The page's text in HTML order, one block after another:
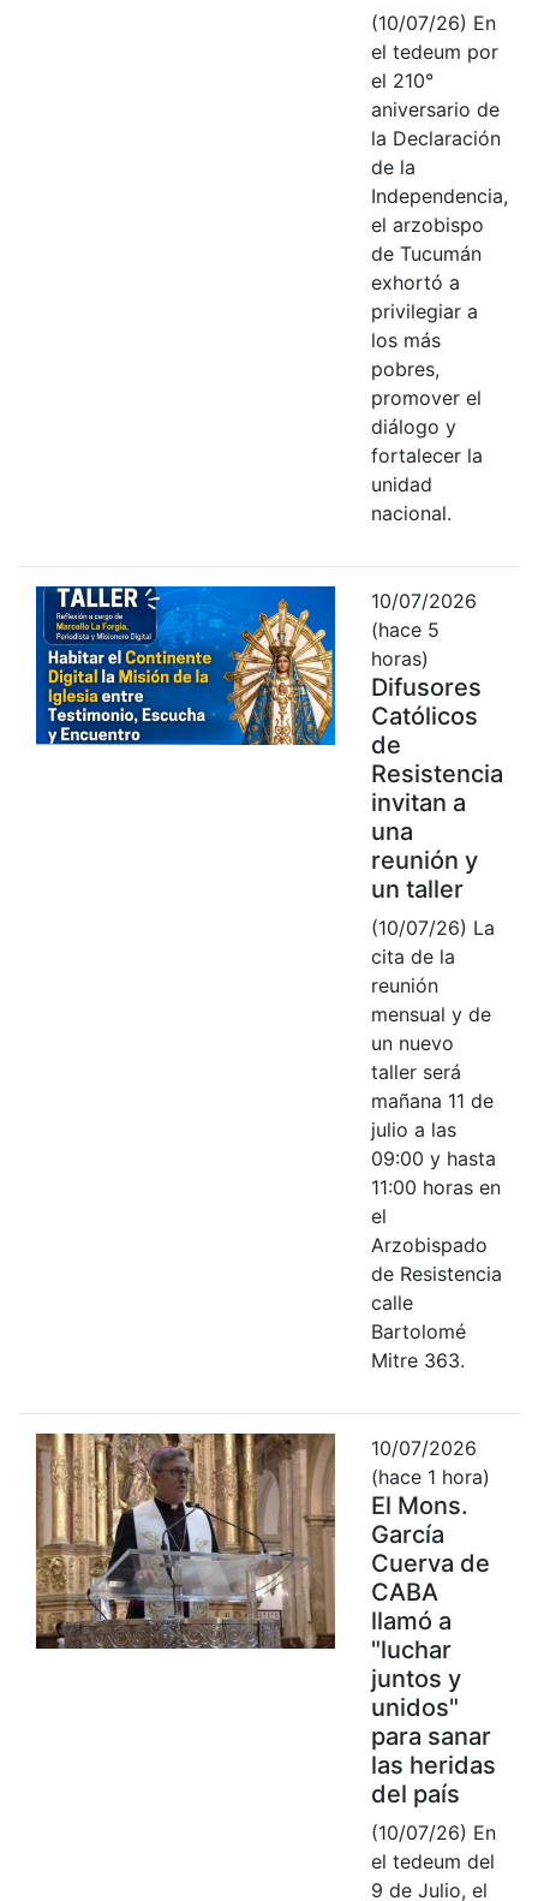
(10/07/26) En
el tedeum por
el 210°
aniversario de
la Declaración
de la
Independencia,
el arzobispo
de Tucumán
exhortó a
privilegiar a
los más
pobres,
promover el
diálogo y
fortalecer la
unidad
nacional.
10/07/2026
(hace 5
horas)
Difusores
Católicos
de
Resistencia
invitan a
una
reunión y
un taller
(10/07/26) La
cita de la
reunión
mensual y de
un nuevo
taller será
mañana 11 de
julio a las
09:00 y hasta
11:00 horas en
el
Arzobispado
de Resistencia
calle
Bartolomé
Mitre 363.
10/07/2026
(hace 1 hora)
El Mons.
García
Cuerva de
CABA
llamó a
"luchar
juntos y
unidos"
para sanar
las heridas
del país
(10/07/26) En
el tedeum del
9 de Julio, el